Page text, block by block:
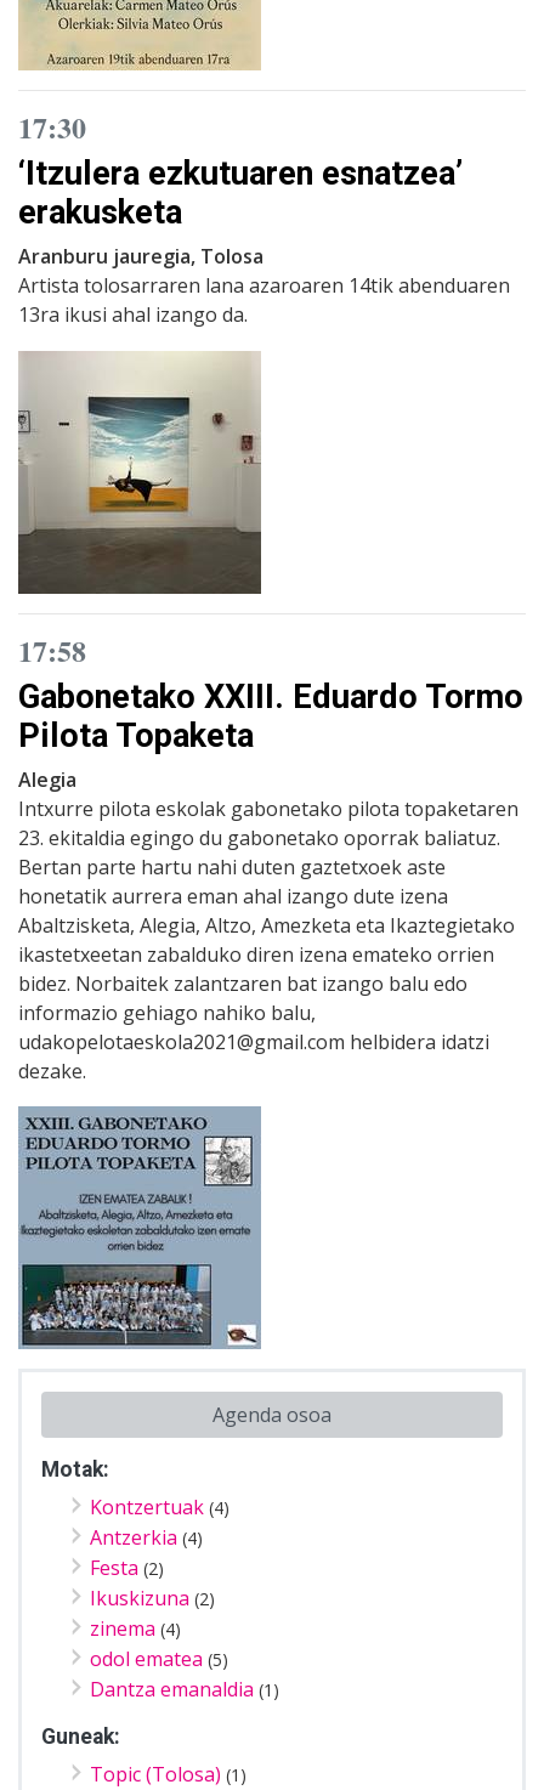
17:30
‘Itzulera ezkutuaren esnatzea’
erakusketa
Aranburu jauregia, Tolosa
Artista tolosarraren lana azaroaren 14tik abenduaren
13ra ikusi ahal izango da.
17:58
Gabonetako XXIII. Eduardo Tormo
Pilota Topaketa
Alegia
Intxurre pilota eskolak gabonetako pilota topaketaren
23. ekitaldia egingo du gabonetako oporrak baliatuz.
Bertan parte hartu nahi duten gaztetxoek aste
honetatik aurrera eman ahal izango dute izena
Abaltzisketa, Alegia, Altzo, Amezketa eta Ikaztegietako
ikastetxeetan zabalduko diren izena emateko orrien
bidez. Norbaitek zalantzaren bat izango balu edo
informazio gehiago nahiko balu,
udakopelotaeskola2021@gmail.com helbidera idatzi
dezake.
Agenda osoa
Motak:
Kontzertuak (4)
Antzerkia (4)
Festa (2)
Ikuskizuna (2)
zinema (4)
odol ematea (5)
Dantza emanaldia (1)
Guneak:
Topic (Tolosa) (1)